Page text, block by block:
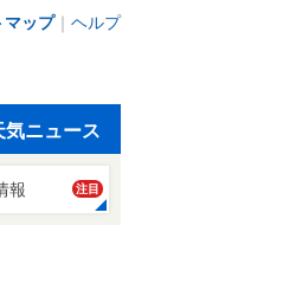
マップ｜ ヘルプ
気ニュース
報 注目